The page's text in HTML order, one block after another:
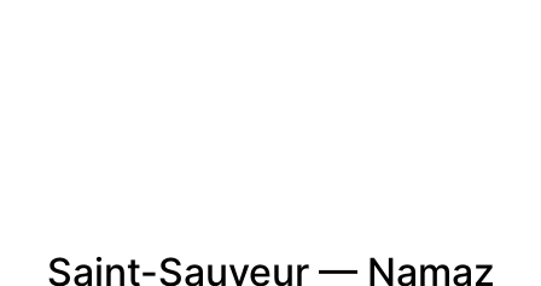
Saint-Sauveur — Namaz